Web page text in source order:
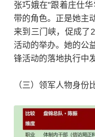
张巧娥在"跟着庄仕
带的角色。正是她主
来到三门峡，促成了
活动的举办。她的公
锋活动的落地执行中
（三）领军人物身份